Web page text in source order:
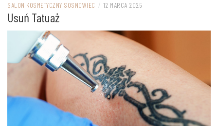
SALON KOSMETYCZNY SOSNOWIEC / 12 MARCA 2025
Usuń Tatuaż